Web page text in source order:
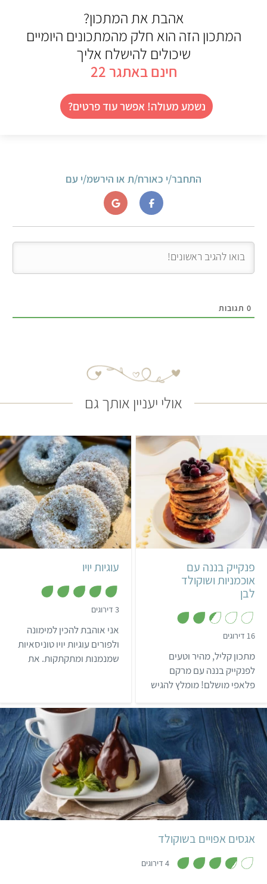
אהבת את המתכון?
המתכון הזה הוא חלק מהמתכונים היומיים
שיכולים להישלח אליך
חינם באתגר 22
נשמע מעולה! אפשר עוד פרטים?
התחבר/י כאורח/ת או הירשמ/י עם
0 תגובות
אולי יעניין אותך גם
קל 55 דקות
8 פנקייקים גדולים
פנקייק בננה עם
אוכמניות ושוקולד
לבן
16 דירוגים
.
5
מ
ת
ו
מתכון קליל, מהיר וטעים
לפנקייק בננה עם מרקם
פלאפי מושלם! מומלץ להגיש
צ'יפס לבן!
בינוני 25 עוגיות
טוניסאי
עוגיות יויו
3 דירוגים
ת
ך
5
אני אוהבת להכין למימונה
ולפורים עוגיות יויו טוניסאיות
שמנמנות ומתקתקות. את
את הביצים. באופן מסורתי
העוגיות הן בלי מוצרי חלב.
וכמו שתכף תראו, פשוט
וטעים להכין אותו בגרסה
הטבעונית.
קל
אגסים אפויים בשוקולד
4 דירוגים